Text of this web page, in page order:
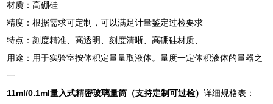
材质：高硼硅
精度：根据需求可定制，可以满足计量鉴定过检要求
特点：刻度精准、高透明、刻度清晰、高硼硅材质、
用途：用于实验室按体积定量量取液体。量度一定体积液体的量器之
一
11ml/0.1ml量入式精密玻璃量筒（支持定制可过检）详细规格表：